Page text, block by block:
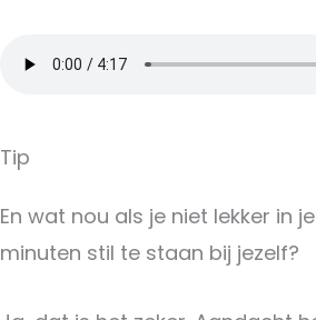
Tip
En wat nou als je niet lekker in
minuten stil te staan bij jezelf?